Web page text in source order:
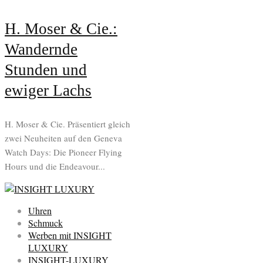
H. Moser & Cie.:
Wandernde
Stunden und
ewiger Lachs
H. Moser & Cie. Präsentiert gleich
zwei Neuheiten auf den Geneva
Watch Days: Die Pioneer Flying
Hours und die Endeavour...
Uhren
Schmuck
Werben mit INSIGHT
LUXURY
INSIGHT-LUXURY